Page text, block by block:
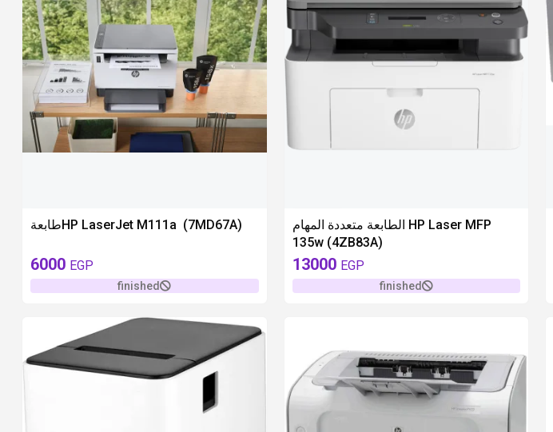
طابعةHP LaserJet M111a ‎ (7MD67A)
6000 EGP
finished
الطابعة متعددة المهام HP Laser MFP
135w (4ZB83A)
13000 EGP
finished